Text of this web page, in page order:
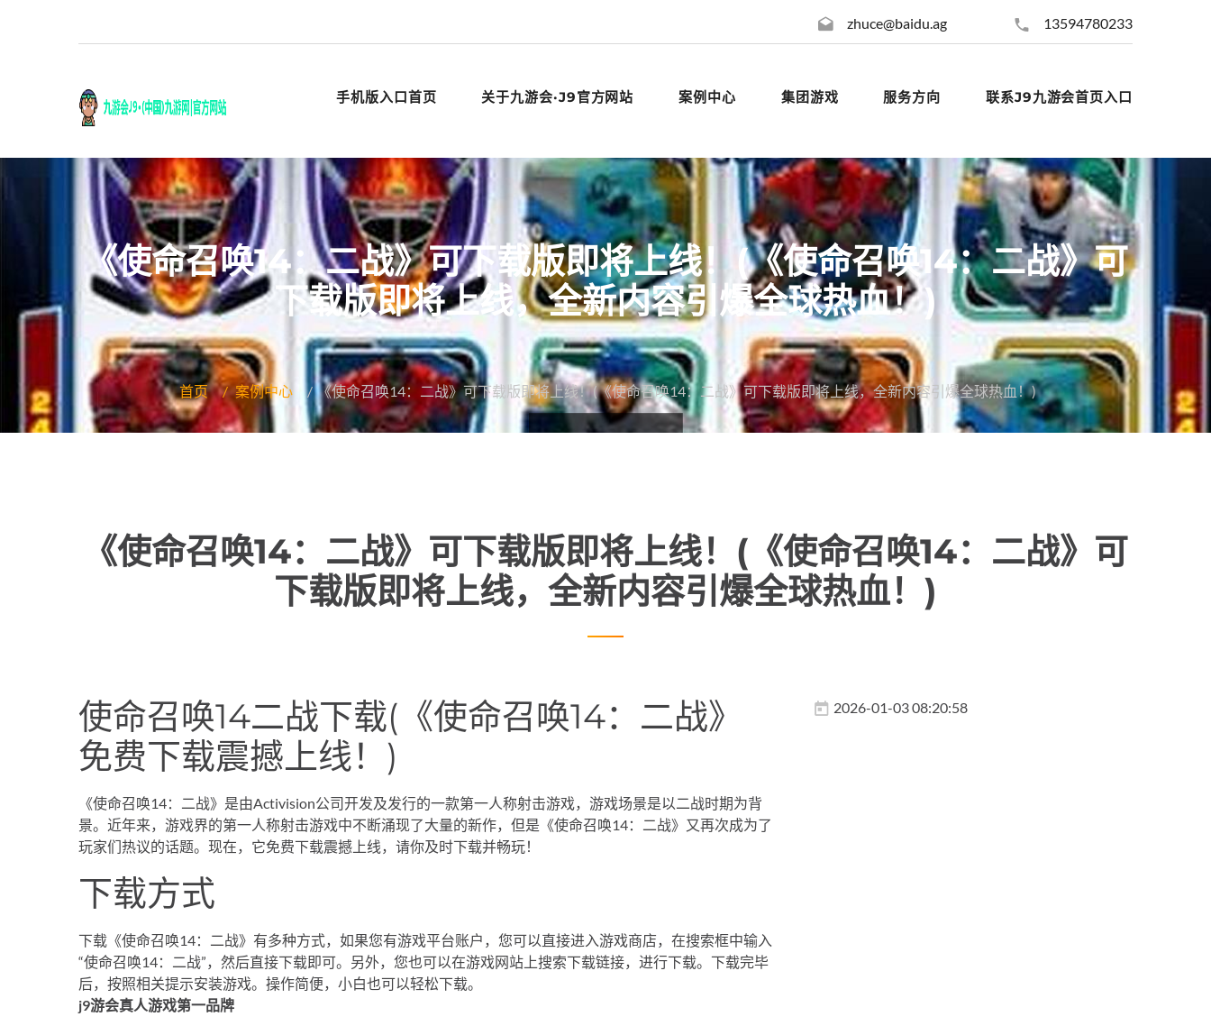
zhuce@baidu.ag 13594780233
手机版入口首页 关于九游会·J9官方网站 案例中心 集团游戏 服务方向 联系J9九游会首页入口
《使命召唤14：二战》可下载版即将上线！(《使命召唤14：二战》可
下载版即将上线，全新内容引爆全球热血！)
首页 案例中心 《使命召唤14：二战》可下载版即将上线！(《使命召唤14：二战》可下载版即将上线，全新内容引爆全球热血！)
《使命召唤14：二战》可下载版即将上线！(《使命召唤14：二战》可
下载版即将上线，全新内容引爆全球热血！)
使命召唤14二战下载(《使命召唤14：二战》
免费下载震撼上线！)
《使命召唤14：二战》是由Activision公司开发及发行的一款第一人称射击游戏，游戏场景是以二战时期为背
景。近年来，游戏界的第一人称射击游戏中不断涌现了大量的新作，但是《使命召唤14：二战》又再次成为了
玩家们热议的话题。现在，它免费下载震撼上线，请你及时下载并畅玩！
下载方式
下载《使命召唤14：二战》有多种方式，如果您有游戏平台账户，您可以直接进入游戏商店，在搜索框中输入
“使命召唤14：二战”，然后直接下载即可。另外，您也可以在游戏网站上搜索下载链接，进行下载。下载完毕
后，按照相关提示安装游戏。操作简便，小白也可以轻松下载。
j9游会真人游戏第一品牌
2026-01-03 08:20:58